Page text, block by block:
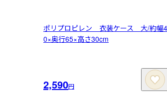
ポリプロピレン 衣装ケース 大/約幅4
0×奥行65×高さ30cm
2,590円